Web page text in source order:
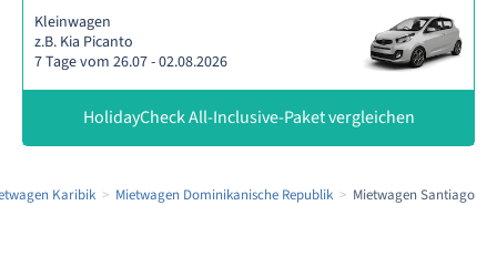
Kleinwagen
z.B. Kia Picanto
7 Tage vom 26.07 - 02.08.2026
HolidayCheck All-Inclusive-Paket vergleichen
Karibik Mietwagen Dominikanische Republik Mietwagen Santiago